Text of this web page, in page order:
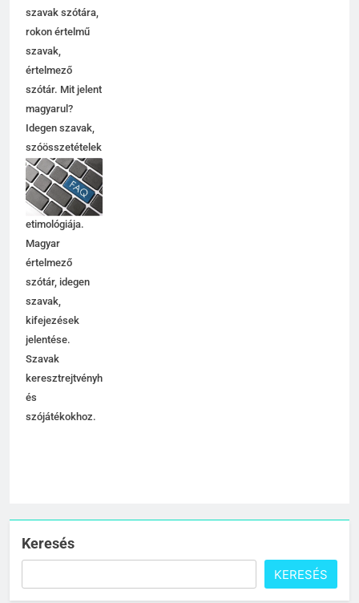
szótár, idegen
szavak szótára,
rokon értelmű
szavak,
értelmező
szótár. Mit jelent
magyarul?
Idegen szavak,
szóösszetételek
jelentése,
magyarázata,
használata,
etimológiája.
Magyar
értelmező
szótár, idegen
szavak,
kifejezések
jelentése.
Szavak
keresztrejtvényhez
Keresés
KERESÉS
5
6
7
Cingár jelentése
2